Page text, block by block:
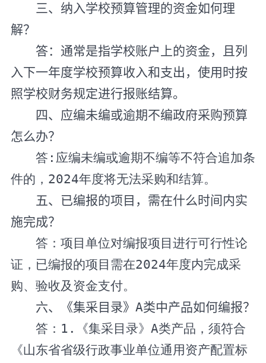
三、纳入学校预算管理的资金如何理
解？
答：通常是指学校账户上的资金，且列
入下一年度学校预算收入和支出，使用时按
照学校财务规定进行报账结算。
四、应编未编或逾期不编政府采购预算
怎么办？
答 : 应编未编或逾期不编等不符合追加条
件的， 2024年度将无法采购和结算。
五、已编报的项目，需在什么时间内实
施完成？
答：项目单位对编报项目进行可行性论
证，已编报的项目需在2024年度内完成采
购、验收及资金支付。
六、《集采目录》 A类中产品如何编报？
答： 1 . 《集采目录》 A类产品，须符合
《山东省省级行政事业单位通用资产配置标